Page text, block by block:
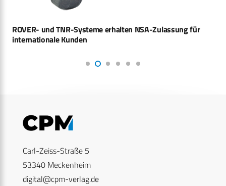
ROVER- und TNR-Systeme erhalten NSA-Zulassung für
internationale Kunden
Carl-Zeiss-Straße 5
53340 Meckenheim
digital@cpm-verlag.de